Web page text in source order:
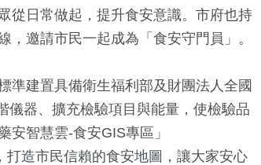
從日常做起，提升食安意識。市府也持
邀請市民一起成為「食安守門員」。
準建置具備衛生福利部及財團法人全國
儀器、擴充檢驗項目與能量，使檢驗品
安智慧雲-食安GIS專區」
打造市民信賴的食安地圖，讓大家安心